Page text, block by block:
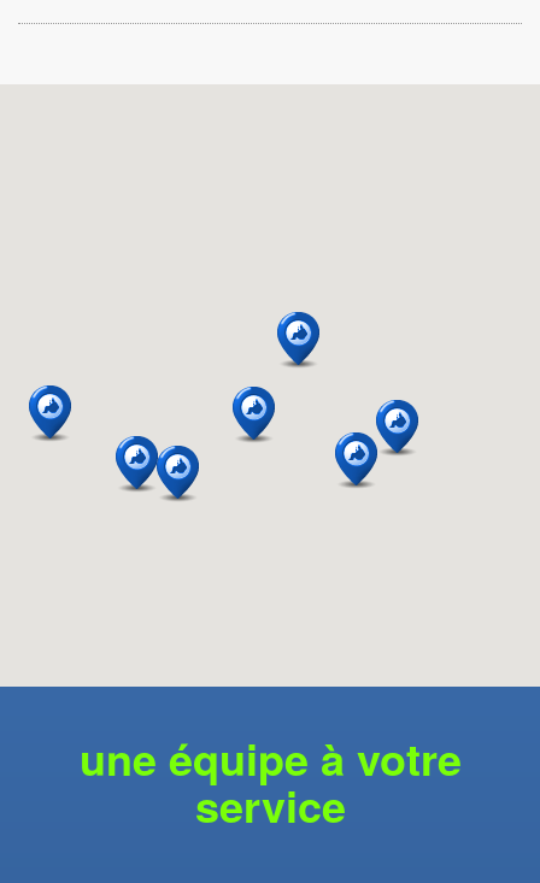
une équipe à votre
service